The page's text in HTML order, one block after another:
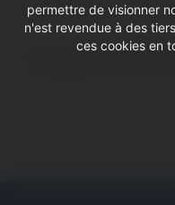
permettre de visionner
n'est revendue à des
ces cookies en